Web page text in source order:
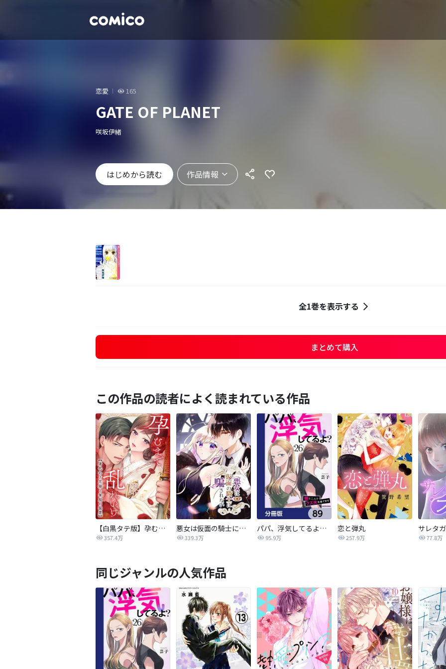
恋愛 165
GATE OF PLANET
咲坂伊緒
はじめから読む 作品情報
全1巻を表示する
まとめて購入
この作品の読者によく読まれている作品
【白黒タテ版】孕むまで乱れいけ～身代わり花嫁と軍服の猛愛
357.4万
悪女は仮面の騎士に騙されない
339.3万
パパ、浮気してるよ？娘と二人でクズ夫を捨てます【分冊版】
95.9万
恋と弾丸
257.9万 77.8万
同じジャンルの人気作品